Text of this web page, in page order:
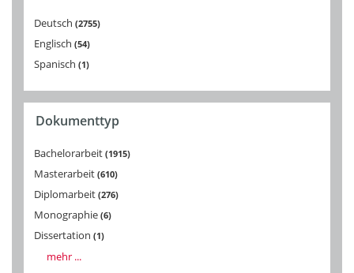
Deutsch 2755
Englisch 54
Spanisch 1
Dokumenttyp
Bachelorarbeit 1915
Masterarbeit 610
Diplomarbeit 276
Monographie 6
Dissertation 1
mehr ...